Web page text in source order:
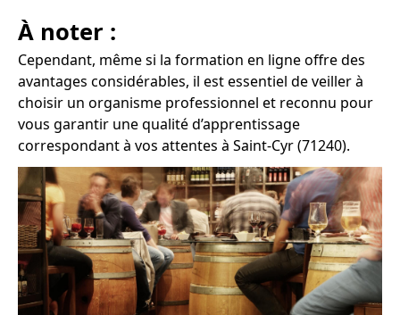
À noter :
Cependant, même si la formation en ligne offre des
avantages considérables, il est essentiel de veiller à
choisir un organisme professionnel et reconnu pour
vous garantir une qualité d’apprentissage
correspondant à vos attentes à Saint-Cyr (71240).